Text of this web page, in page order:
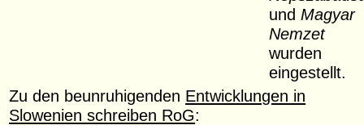
undMagyar
Nemzet
wurden
eingestellt.
Zu den beunruhigenden Entwicklungen in
Slowenien schreiben RoG: